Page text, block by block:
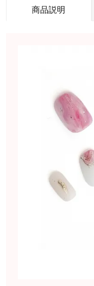
商品説明